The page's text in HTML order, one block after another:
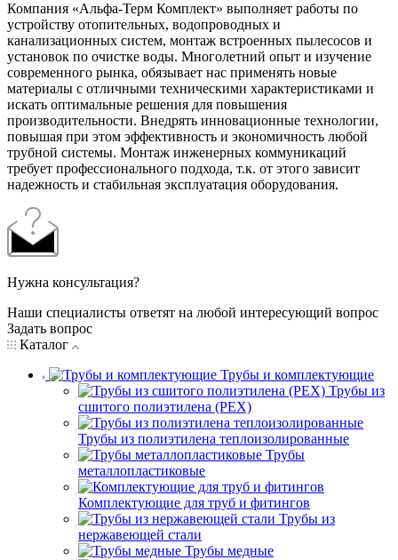
Компания «Альфа-Терм Комплект» выполняет работы по
устройству отопительных, водопроводных и
канализационных систем, монтаж встроенных пылесосов и
установок по очистке воды. Многолетний опыт и изучение
современного рынка, обязывает нас применять новые
материалы с отличными техническими характеристиками и
искать оптимальные решения для повышения
производительности. Внедрять инновационные технологии,
повышая при этом эффективность и экономичность любой
трубной системы. Монтаж инженерных коммуникаций
требует профессионального подхода, т.к. от этого зависит
надежность и стабильная эксплуатация оборудования.
Нужна консультация?
Наши специалисты ответят на любой интересующий вопрос
Задать вопрос
Каталог
Трубы и комплектующие
Трубы из
сшитого полиэтилена (PEX)
Трубы из полиэтилена теплоизолированные
Трубы
металлопластиковые
Комплектующие для труб и фитингов
Трубы из
нержавеющей стали
Трубы медные